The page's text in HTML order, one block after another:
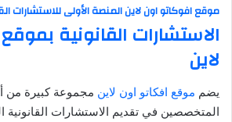
موقع افوكاتو اون لاين المنصة الأولى للاستشارات
الاستشارات القانونية
لاين
يضم موقع افكاتو اون لاين مجموعة كبيرة من
المتخصصين في تقديم الاستشارات